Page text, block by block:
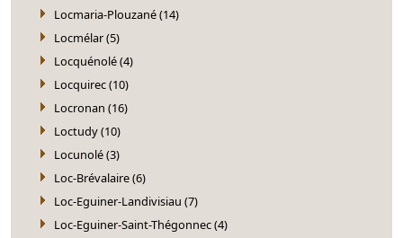
Locmaria-Plouzané (14)
Locmélar (5)
Locquénolé (4)
Locquirec (10)
Locronan (16)
Loctudy (10)
Locunolé (3)
Loc-Brévalaire (6)
Loc-Eguiner-Landivisiau (7)
Loc-Eguiner-Saint-Thégonnec (4)